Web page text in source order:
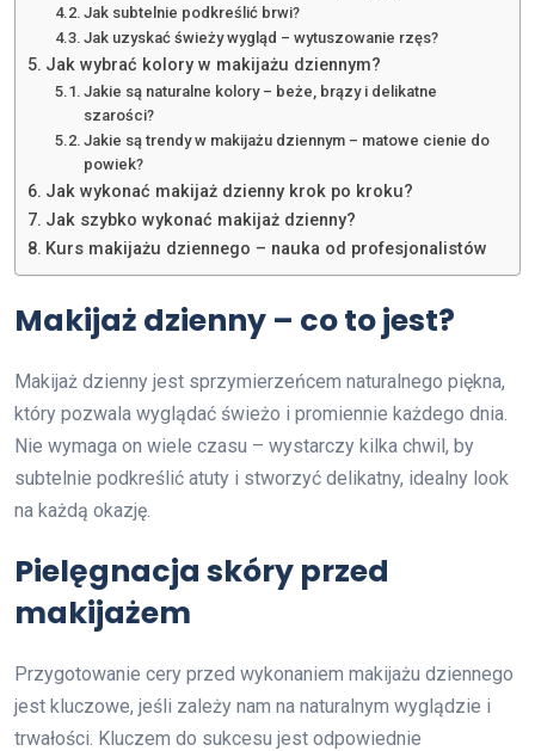
Jak subtelnie podkreślić brwi?
Jak uzyskać świeży wygląd – wytuszowanie rzęs?
Jak wybrać kolory w makijażu dziennym?
Jakie są naturalne kolory – beże, brązy i delikatne
szarości?
Jakie są trendy w makijażu dziennym – matowe cienie do
powiek?
Jak wykonać makijaż dzienny krok po kroku?
Jak szybko wykonać makijaż dzienny?
Kurs makijażu dziennego – nauka od profesjonalistów
Makijaż dzienny – co to jest?
Makijaż dzienny jest sprzymierzeńcem naturalnego piękna,
który pozwala wyglądać świeżo i promiennie każdego dnia.
Nie wymaga on wiele czasu – wystarczy kilka chwil, by
subtelnie podkreślić atuty i stworzyć delikatny, idealny look
na każdą okazję.
Pielęgnacja skóry przed
makijażem
Przygotowanie cery przed wykonaniem makijażu dziennego
jest kluczowe, jeśli zależy nam na naturalnym wyglądzie i
trwałości. Kluczem do sukcesu jest odpowiednie